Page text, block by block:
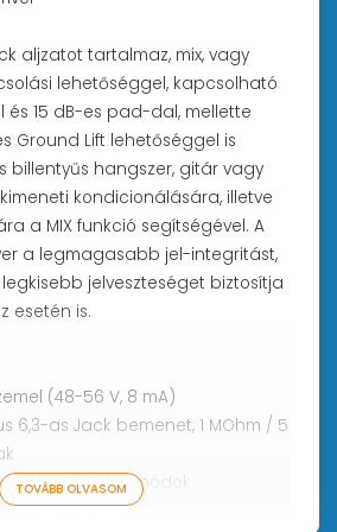
aljzatot tartalmaz, mix, vagy
lehetőséggel, kapcsolható
és 15 dB-es pad-dal, mellette
Ground Lift lehetőséggel is
billentyűs hangszer, gitár vagy
kondicionálására, illetve
a MIX funkció segítségével. A
a legmagasabb jel-integritást,
jelveszteséget biztosítja
esetén is.
(48-56 V, 8 mA)
6,3-as Jack bemenet, 1 MOhm / 5
bemeneti módok
(OFF, 80, 160 Hz)
TOVÁBB OLVASOM